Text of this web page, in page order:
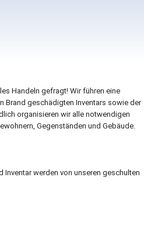
Handeln gefragt! Wir führen eine
Brand geschädigten Inventars sowie der
organisieren wir alle notwendigen
Gegenständen und Gebäude.
Inventar werden von unseren geschulten